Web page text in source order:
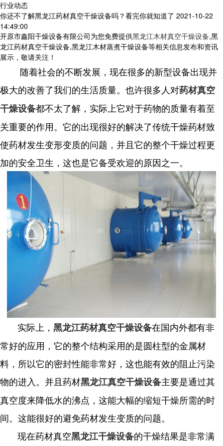
行业动态
你还不了解黑龙江药材真空干燥设备吗？看完你就知道了 2021-10-22
14:49:00
开原市鑫阳干燥设备有限公司为您免费提供黑龙江木材真空干燥设备,黑
龙江药材真空干燥设备,黑龙江木材蒸煮干燥设备等相关信息发布和资讯
展示，敬请关注！
随着社会的不断发展，现在很多的新型设备出现并
极大的改善了我们的生活质量。也许很多人对药材真空
干燥设备都不太了解，实际上它对于药物的质量有着至
关重要的作用。它的出现很好的解决了传统干燥药材致
使药材发生变形变质的问题，并且它的整个干燥过程更
加的安全卫生，这也是它备受欢迎的原因之一。
实际上， 黑龙江药材真空干燥设备在国内外都有非
常好的应用，它的整个结构采用的是圆柱型的金属材
料，所以它的密封性能非常好，这也能有效的阻止污染
物的进入。并且药材黑龙江真空干燥设备主要是通过其
真空度来降低水的沸点，这能大幅的缩短干燥所需的时
间。这能很好的避免药材发生变质的问题。
现在药材真空黑龙江干燥设备的干燥结果是非常满